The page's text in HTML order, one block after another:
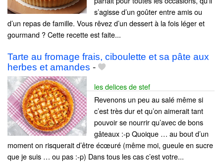
s’agisse d’un goûter entre amis ou
d’un repas de famille. Vous rêvez d’un dessert à la fois léger et
gourmand ? Cette recette est faite...
Tarte au fromage frais, ciboulette et sa pâte aux
herbes et amandes -
les delices de stef
Revenons un peu au salé même si
c’est très dur et qu’on aimerait tant
pouvoir se nourrir qu’avec de bons
gâteaux :-p Quoique … au bout d’un
moment on risquerait d’être écœuré (même moi, gueule en sucre
que je suis … ou pas :-p) Dans tous les cas c’est votre...